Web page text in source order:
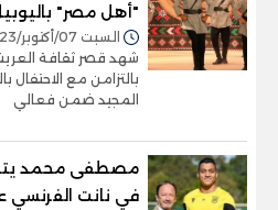
"أهل مصر"
السبت 07/أكتوبر/2023 - 03:11 م
شهد قصر ثقافة
بالتزامن مع الاحتفال
المجيد ضمن فعالي
مصطفى محمد
في نانت الفرنسي